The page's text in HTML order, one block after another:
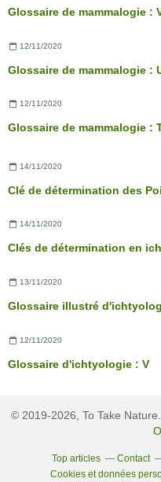
Glossaire de mammalogie :
12/11/2020
Glossaire de mammalogie :
12/11/2020
Glossaire de mammalogie :
14/11/2020
Clé de détermination des
14/11/2020
Clés de détermination en
13/11/2020
Glossaire illustré
12/11/2020
Glossaire d'ichtyologie : V
© 2019-2026, To Take
Top articles Contact
Cookies et données